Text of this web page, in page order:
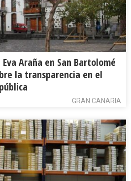
Araña en San Bartolomé
la transparencia en el
GRAN CANARIA